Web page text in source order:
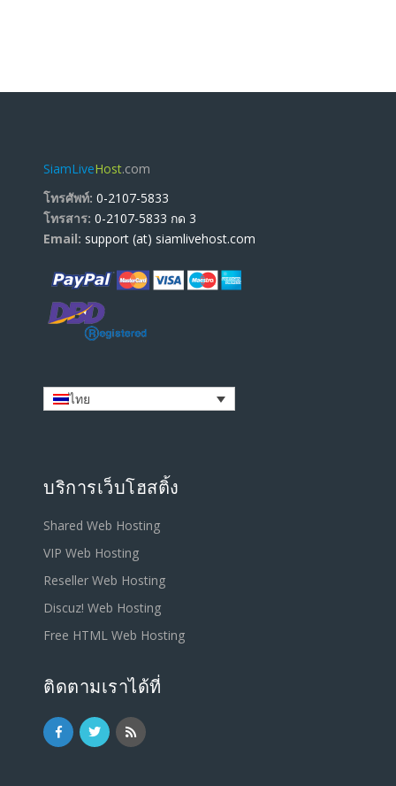
SiamLiveHost.com
โทรศัพท์: 0-2107-5833
โทรสาร: 0-2107-5833 กด 3
Email: support (at) siamlivehost.com
ไทย
บริการเว็บโฮสติ้ง
Shared Web Hosting
VIP Web Hosting
Reseller Web Hosting
Discuz! Web Hosting
Free HTML Web Hosting
ติดตามเราได้ที่